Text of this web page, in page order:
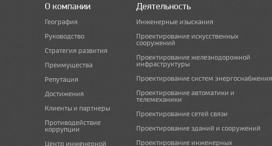
О компании
География
Руководство
Стратегия развития
Преимущества
Репутация
Достижения
Клиенты и партнеры
Противодействие
коррупции
Центр инженерной
Деятельность
Инженерные изыскания
Проектирование искусственных
сооружений
Проектирование железнодорожной
инфраструктуры
Проектирование систем энергоснабжения
Проектирование автоматики и
телемеханики
Проектирование сетей связи
Проектирование зданий и сооружений
Проектирование инженерных